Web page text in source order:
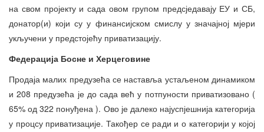
на свом пројекту и сада овом групом предсједавају ЕУ и СБ,
донатор(и) који су у финансијском смислу у значајној мјери
укључени у предстојећу приватизацију.
Федерација Босне и Херцеговине
Продаја малих предузећа се наставља устаљеном динамиком
и 208 предузећа је до сада већ у потпуности приватизовано (
65% од 322 понуђена ). Ово је далеко најуспјешнија категорија
у процсу приватизације. Такођер се ради и о категорији у којој